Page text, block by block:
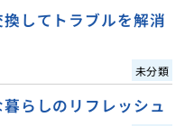
してトラブルを解消
未分類
らしのリフレッシュ